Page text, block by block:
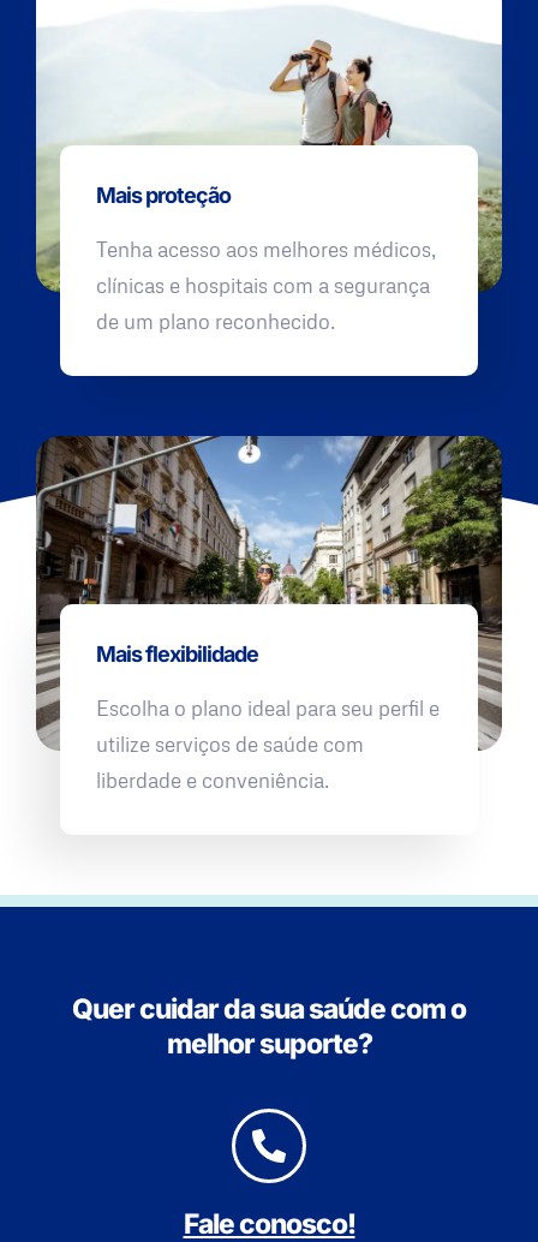
Mais proteção
Tenha acesso aos melhores médicos,
clínicas e hospitais com a segurança
de um plano reconhecido.
Mais flexibilidade
Escolha o plano ideal para seu perfil e
utilize serviços de saúde com
liberdade e conveniência.
Quer cuidar da sua saúde com o
melhor suporte?
Fale conosco!